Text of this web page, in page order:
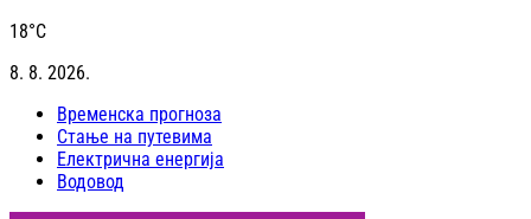
18°C
8. 8. 2026.
Временска прогноза
Стање на путевима
Електрична енергија
Водовод